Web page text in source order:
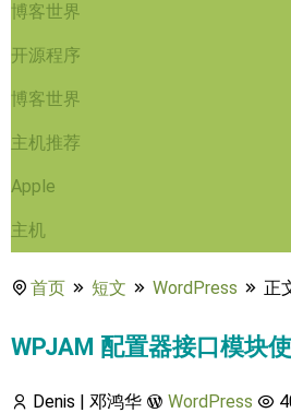
博客世界
开源程序
博客世界
主机推荐
Apple
主机
首页 短文 WordPress 正
WPJAM 配置器接口模块
Denis | 邓鸿华 WordPress